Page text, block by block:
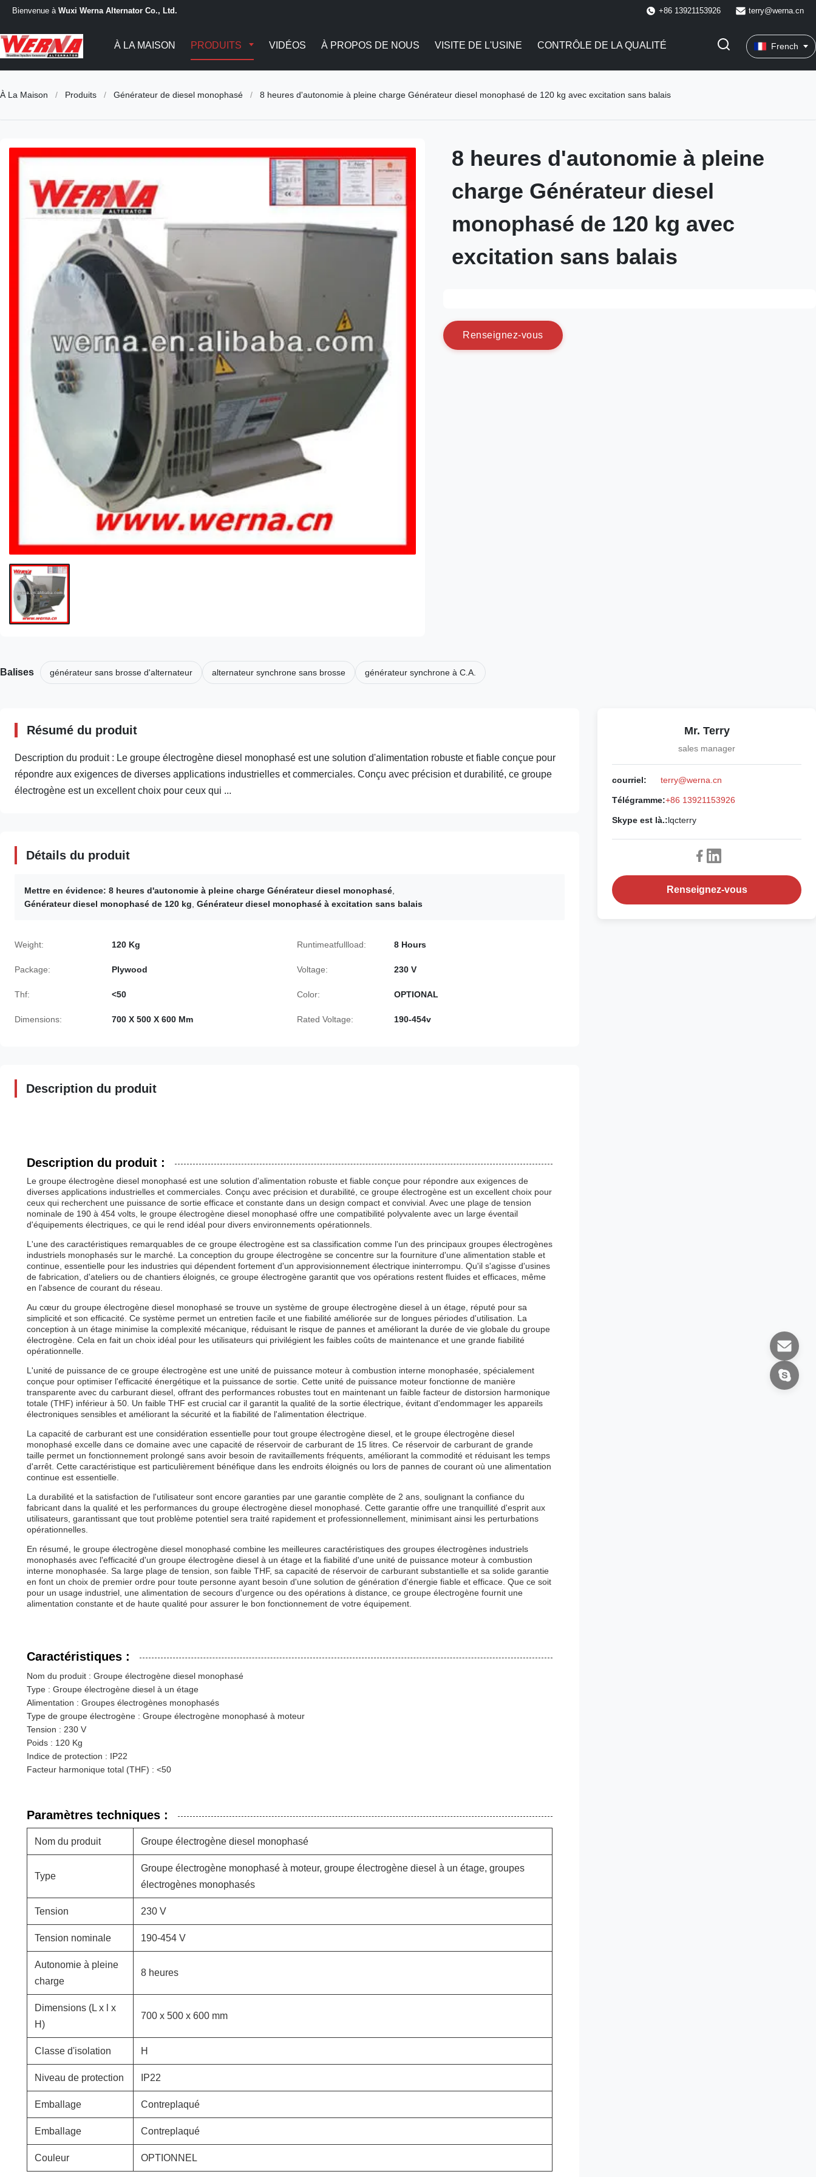
Bienvenue à Wuxi Werna Alternator Co., Ltd. +86 13921153926 terry@werna.cn
À LA MAISON PRODUITS VIDÉOS À PROPOS DE NOUS VISITE DE L'USINE CONTRÔLE DE LA QUALITÉ French
À La Maison / Produits / Générateur de diesel monophasé / 8 heures d'autonomie à pleine charge Générateur diesel monophasé de 120 kg avec excitation sans balais
8 heures d'autonomie à pleine
charge Générateur diesel
monophasé de 120 kg avec
excitation sans balais
Renseignez-vous
Balises générateur sans brosse d'alternateur alternateur synchrone sans brosse générateur synchrone à C.A.
Résumé du produit
Description du produit : Le groupe électrogène diesel monophasé est une solution d'alimentation robuste et fiable conçue pour
répondre aux exigences de diverses applications industrielles et commerciales. Conçu avec précision et durabilité, ce groupe
électrogène est un excellent choix pour ceux qui ...
Détails du produit
Mettre en évidence: 8 heures d'autonomie à pleine charge Générateur diesel monophasé
Générateur diesel monophasé de 120 kg Générateur diesel monophasé à excitation sans balais
Weight: 120 Kg Runtimeatfullload: 8 Hours
Package: Plywood Voltage: 230 V
Thf: <50 Color: OPTIONAL
Dimensions: 700 X 500 X 600 Mm Rated Voltage: 190-454v
Description du produit
Description du produit :
Le groupe électrogène diesel monophasé est une solution d'alimentation robuste et fiable conçue pour répondre aux exigences de
diverses applications industrielles et commerciales. Conçu avec précision et durabilité, ce groupe électrogène est un excellent choix pour
ceux qui recherchent une puissance de sortie efficace et constante dans un design compact et convivial. Avec une plage de tension
nominale de 190 à 454 volts, le groupe électrogène diesel monophasé offre une compatibilité polyvalente avec un large éventail
d'équipements électriques, ce qui le rend idéal pour divers environnements opérationnels.
L'une des caractéristiques remarquables de ce groupe électrogène est sa classification comme l'un des principaux groupes électrogènes
industriels monophasés sur le marché. La conception du groupe électrogène se concentre sur la fourniture d'une alimentation stable et
continue, essentielle pour les industries qui dépendent fortement d'un approvisionnement électrique ininterrompu. Qu'il s'agisse d'usines
de fabrication, d'ateliers ou de chantiers éloignés, ce groupe électrogène garantit que vos opérations restent fluides et efficaces, même
en l'absence de courant du réseau.
Au cœur du groupe électrogène diesel monophasé se trouve un système de groupe électrogène diesel à un étage, réputé pour sa
simplicité et son efficacité. Ce système permet un entretien facile et une fiabilité améliorée sur de longues périodes d'utilisation. La
conception à un étage minimise la complexité mécanique, réduisant le risque de pannes et améliorant la durée de vie globale du groupe
électrogène. Cela en fait un choix idéal pour les utilisateurs qui privilégient les faibles coûts de maintenance et une grande fiabilité
opérationnelle.
L'unité de puissance de ce groupe électrogène est une unité de puissance moteur à combustion interne monophasée, spécialement
conçue pour optimiser l'efficacité énergétique et la puissance de sortie. Cette unité de puissance moteur fonctionne de manière
transparente avec du carburant diesel, offrant des performances robustes tout en maintenant un faible facteur de distorsion harmonique
totale (THF) inférieur à 50. Un faible THF est crucial car il garantit la qualité de la sortie électrique, évitant d'endommager les appareils
électroniques sensibles et améliorant la sécurité et la fiabilité de l'alimentation électrique.
La capacité de carburant est une considération essentielle pour tout groupe électrogène diesel, et le groupe électrogène diesel
monophasé excelle dans ce domaine avec une capacité de réservoir de carburant de 15 litres. Ce réservoir de carburant de grande
taille permet un fonctionnement prolongé sans avoir besoin de ravitaillements fréquents, améliorant la commodité et réduisant les temps
d'arrêt. Cette caractéristique est particulièrement bénéfique dans les endroits éloignés ou lors de pannes de courant où une alimentation
continue est essentielle.
La durabilité et la satisfaction de l'utilisateur sont encore garanties par une garantie complète de 2 ans, soulignant la confiance du
fabricant dans la qualité et les performances du groupe électrogène diesel monophasé. Cette garantie offre une tranquillité d'esprit aux
utilisateurs, garantissant que tout problème potentiel sera traité rapidement et professionnellement, minimisant ainsi les perturbations
opérationnelles.
En résumé, le groupe électrogène diesel monophasé combine les meilleures caractéristiques des groupes électrogènes industriels
monophasés avec l'efficacité d'un groupe électrogène diesel à un étage et la fiabilité d'une unité de puissance moteur à combustion
interne monophasée. Sa large plage de tension, son faible THF, sa capacité de réservoir de carburant substantielle et sa solide garantie
en font un choix de premier ordre pour toute personne ayant besoin d'une solution de génération d'énergie fiable et efficace. Que ce soit
pour un usage industriel, une alimentation de secours d'urgence ou des opérations à distance, ce groupe électrogène fournit une
alimentation constante et de haute qualité pour assurer le bon fonctionnement de votre équipement.
Caractéristiques :
Nom du produit : Groupe électrogène diesel monophasé
Type : Groupe électrogène diesel à un étage
Alimentation : Groupes électrogènes monophasés
Type de groupe électrogène : Groupe électrogène monophasé à moteur
Tension : 230 V
Poids : 120 Kg
Indice de protection : IP22
Facteur harmonique total (THF) : <50
Paramètres techniques :
Nom du produit Groupe électrogène diesel monophasé
Type
Groupe électrogène monophasé à moteur, groupe électrogène diesel à un étage, groupes
électrogènes monophasés
Tension 230 V
Tension nominale 190-454 V
Autonomie à pleine
charge
8 heures
Dimensions (L x l x
H)
700 x 500 x 600 mm
Classe d'isolation H
Niveau de protection IP22
Emballage Contreplaqué
Emballage Contreplaqué
Couleur OPTIONNEL
Mr. Terry
sales manager
courriel: terry@werna.cn
Télégramme:+86 13921153926
Skype est là.:lqcterry
Renseignez-vous